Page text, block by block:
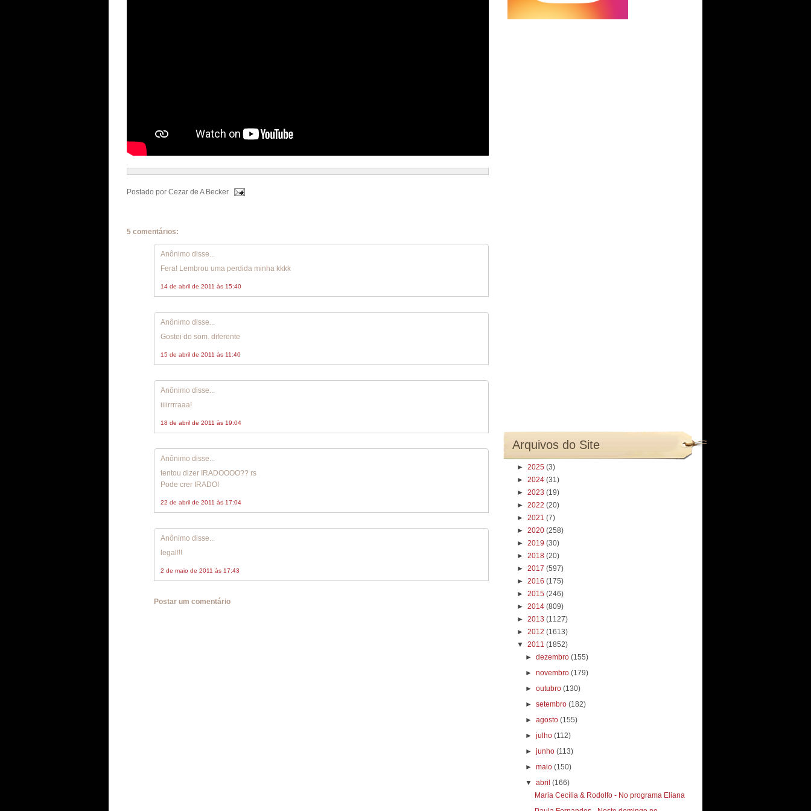
Postado por Cezar de A Becker
5 comentários:
Anônimo disse...
Fera! Lembrou uma perdida minha kkkk
14 de abril de 2011 às 15:40
Anônimo disse...
Gostei do som. diferente
15 de abril de 2011 às 11:40
Anônimo disse...
iiiirrrraaa!
18 de abril de 2011 às 19:04
Anônimo disse...
tentou dizer IRADOOOO?? rs
Pode crer IRADO!
22 de abril de 2011 às 17:04
Anônimo disse...
legal!!!
2 de maio de 2011 às 17:43
Postar um comentário
Arquivos do Site
► 2025 (3)
► 2024 (31)
► 2023 (19)
► 2022 (20)
► 2021 (7)
► 2020 (258)
► 2019 (30)
► 2018 (20)
► 2017 (597)
► 2016 (175)
► 2015 (246)
► 2014 (809)
► 2013 (1127)
► 2012 (1613)
▼ 2011 (1852)
►dezembro(155)
►novembro(179)
►outubro(130)
►setembro(182)
►agosto(155)
►julho(112)
►junho(113)
►maio(150)
▼abril(166)
Maria Cecília & Rodolfo - No programa Eliana